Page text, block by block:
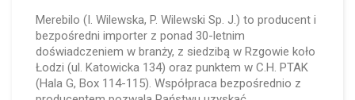
Merebilo (I. Wilewska, P. Wilewski Sp. J.) to producent i
bezpośredni importer z ponad 30-letnim
doświadczeniem w branży, z siedzibą w Rzgowie koło
Łodzi (ul. Katowicka 134) oraz punktem w C.H. PTAK
(Hala G, Box 114-115). Współpraca bezpośrednio z